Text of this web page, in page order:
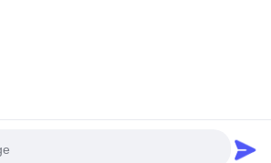
Todos los derechos reservados.